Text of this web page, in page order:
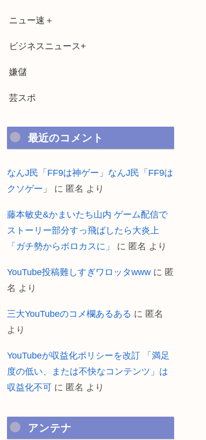
ニュー速＋
ビジネスニュース+
嫌儲
芸スポ
最近のコメント
なんJ民「FF9は神ゲー」なんJ民「FF9は
クソゲー」
に 匿名 より
藤本敏史&かまいたち山内 ゲーム配信で
ストーリー部分すっ飛ばしたら大炎上
「ガチ勢からボロカスに」
に 匿名 より
YouTube投稿難しすぎワロッタwww に 匿
名 より
三大YouTubeのコメ欄あるある に 匿名
より
YouTubeが収益化ポリシーを改訂 「満足
度の低い、または不快なコンテンツ」は
収益化不可 に 匿名 より
アンテナ